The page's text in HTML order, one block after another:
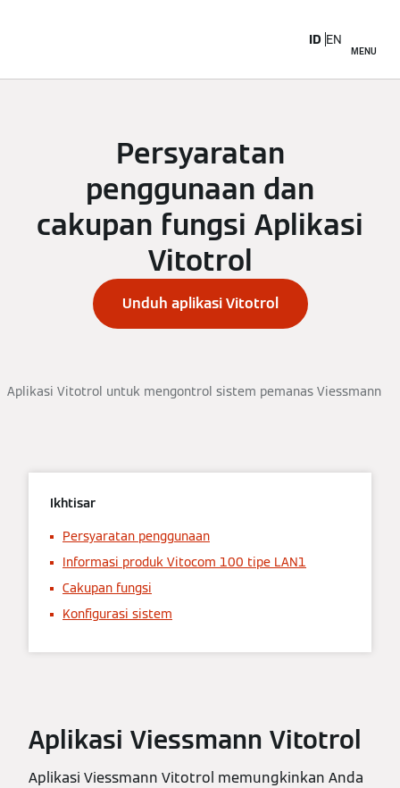
MENU
ID EN
Persyaratan
penggunaan dan
cakupan fungsi Aplikasi
Vitotrol
Unduh aplikasi Vitotrol
Aplikasi Vitotrol untuk mengontrol sistem pemanas Viessmann
Ikhtisar
Persyaratan penggunaan
Informasi produk Vitocom 100 tipe LAN1
Cakupan fungsi
Konfigurasi sistem
Aplikasi Viessmann Vitotrol
Aplikasi Viessmann Vitotrol memungkinkan Anda